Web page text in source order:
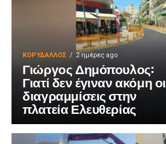
ΚΟΡΥΔΑΛΛΟΣ 2 ημέρες ago
Γιώργος Δημόπουλος:
Γιατί δεν έγιναν ακόμη οι
διαγραμμίσεις στην
πλατεία Ελευθερίας